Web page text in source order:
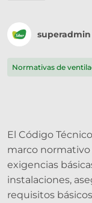
superadmin
Normativas de
El Código
marco normativo
exigencias
instalaciones,
requisitos